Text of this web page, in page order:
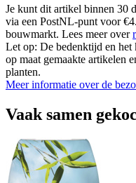
Je kunt dit artikel binnen 30
via een PostNL-punt voor
bouwmarkt. Lees meer over
Let op: De bedenktijd en het
op maat gemaakte artikelen
planten.
Meer informatie over de
Vaak samen